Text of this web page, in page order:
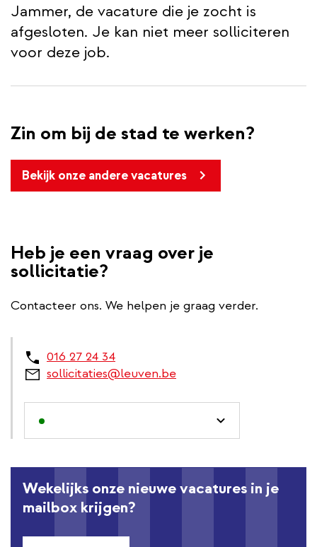
Jammer, de vacature die je zocht is
afgesloten. Je kan niet meer solliciteren
voor deze job.
Zin om bij de stad te werken?
Bekijk onze andere vacatures
Heb je een vraag over je
sollicitatie?
Contacteer ons. We helpen je graag verder.
016 27 24 34
sollicitaties@leuven.be
Wekelijks onze nieuwe vacatures in je
mailbox krijgen?